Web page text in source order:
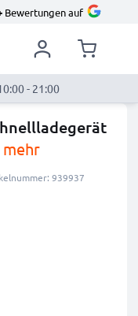
Bewertungen auf
- 21:00
mehr
939937